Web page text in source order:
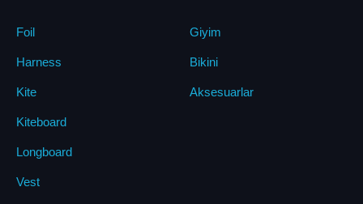
Foil
Harness
Kite
Kiteboard
Longboard
Vest
Giyim
Bikini
Aksesuarlar